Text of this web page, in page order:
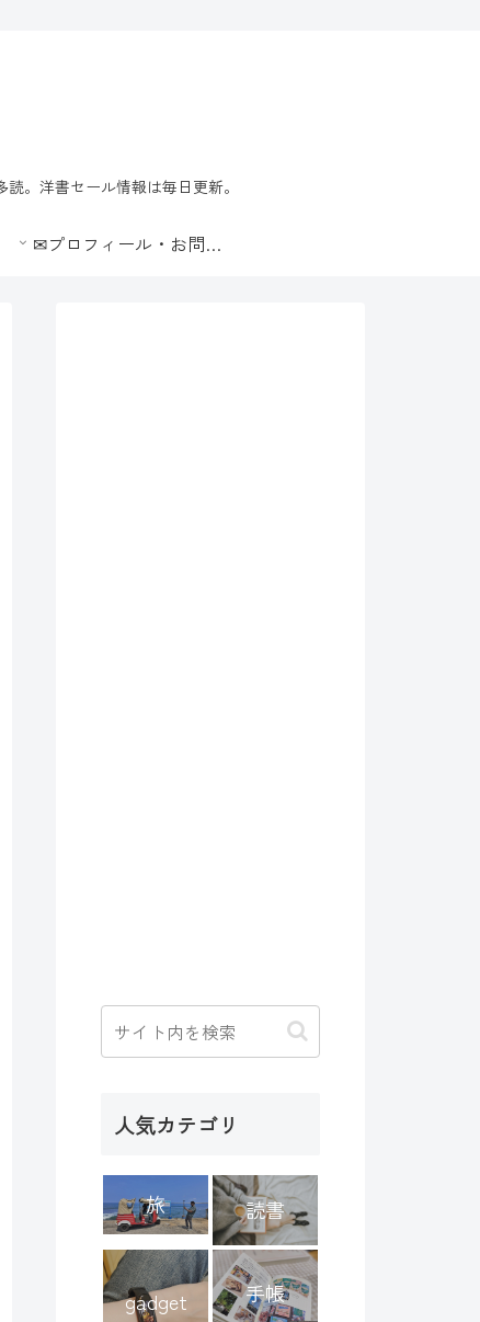
。洋書セール情報は毎日更新。
✉プロフィール・お問合せ
人気カテゴリ
旅 読書
gadget 手帳